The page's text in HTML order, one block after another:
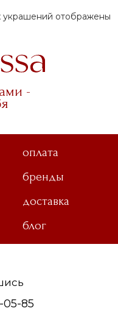
украшений отображены
-
оплата
бренды
доставка
блог
05-85